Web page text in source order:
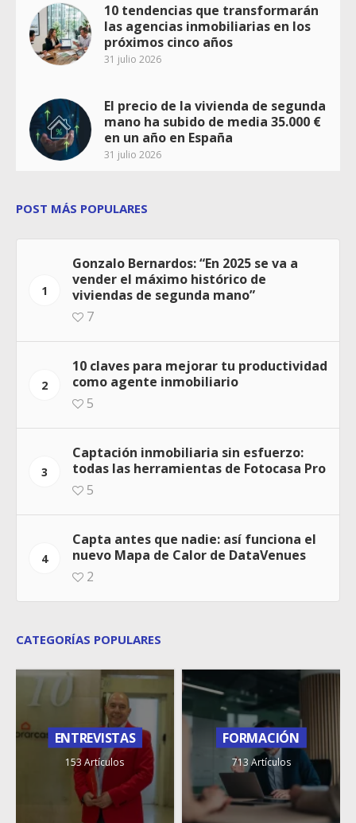
10 tendencias que transformarán
las agencias inmobiliarias en los
próximos cinco años
31 julio 2026
El precio de la vivienda de segunda
mano ha subido de media 35.000 €
en un año en España
31 julio 2026
POST MÁS POPULARES
1
Gonzalo Bernardos: “En 2025 se va a
vender el máximo histórico de
viviendas de segunda mano”
7
2
10 claves para mejorar tu productividad
como agente inmobiliario
5
3
Captación inmobiliaria sin esfuerzo:
todas las herramientas de Fotocasa Pro
5
4
Capta antes que nadie: así funciona el
nuevo Mapa de Calor de DataVenues
2
CATEGORÍAS POPULARES
ENTREVISTAS
153 Artículos
FORMACIÓN
713 Artículos